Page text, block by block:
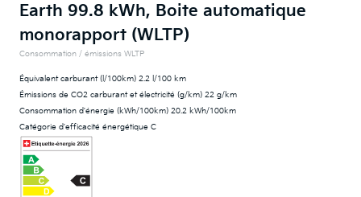
Earth 99.8 kWh, Boite automatique
monorapport (WLTP)
Consommation / émissions WLTP
Équivalent carburant (l/100km) 2.2 l/100 km
Émissions de CO2 carburant et électricité (g/km) 22 g/km
Consommation d'énergie (kWh/100km) 20.2 kWh/100km
Catégorie d'efficacité énergétique C